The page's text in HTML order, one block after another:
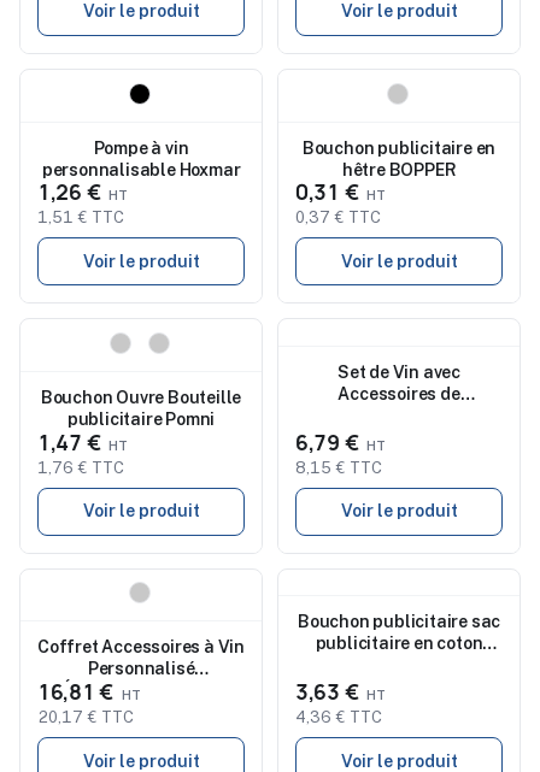
Voir le produit Voir le produit
Pompe à vin
personnalisable Hoxmar
1,26 €
1,51 € TTC
Voir le produit
Bouchon publicitaire en
hêtre BOPPER
0,31 €
0,37 € TTC
Voir le produit
Bouchon Ouvre Bouteille
publicitaire Pomni
1,47 €
1,76 € TTC
Voir le produit
Set de Vin avec
Accessoires de
6,79 €
8,15 € TTC
Voir le produit
Coffret Accessoires à Vin
Personnalisé
Économique Set Vin
Magnar
16,81 €
20,17 € TTC
Voir le produit
Bouchon publicitaire sac
publicitaire en coton
3,63 €
4,36 € TTC
Voir le produit